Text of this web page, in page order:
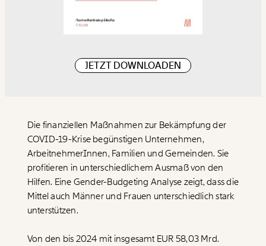
JETZT DOWNLOADEN
Die finanziellen Maßnahmen zur Bekämpfung der
COVID-19-Krise begünstigen Unternehmen,
ArbeitnehmerInnen, Familien und Gemeinden. Sie
profitieren in unterschiedlichem Ausmaß von den
Hilfen. Eine Gender-Budgeting Analyse zeigt, dass die
Mittel auch Männer und Frauen unterschiedlich stark
unterstützen.
Von den bis 2024 mit insgesamt EUR 58,03 Mrd.